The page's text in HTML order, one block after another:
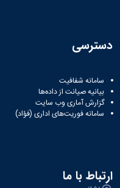
دسترسی
سامانه شفافیت
بیانیه صیانت از داده‌ها
گزارش آماری وب‌ سایت
سامانه فوریت‌های اداری (فؤاد)
ارتباط با ما